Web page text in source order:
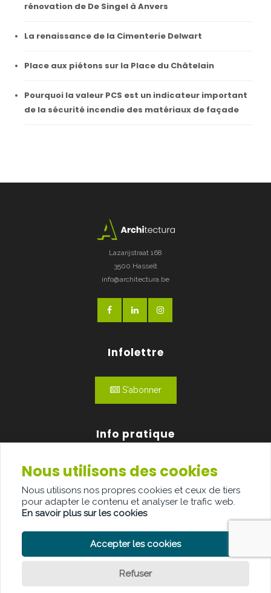
rénovation de De Singel à Anvers
La renaissance de la Cimenterie Delwart
Place aux piétons sur la Place du Châtelain
Pourquoi la valeur PCS est un indicateur important
de la sécurité incendie des matériaux de façade
Lazarijstraat 168
3500 Hasselt
info@architectura.be
Infolettre
S'abonner
Info pratique
Qui sommes-nous?
Publicité
Contact
Nous utilisons des cookies
Nous utilisons nos propres cookies et ceux de tiers
pour adapter le contenu et analyser le trafic web.
En savoir plus sur les cookies
Accepter les cookies
Refuser